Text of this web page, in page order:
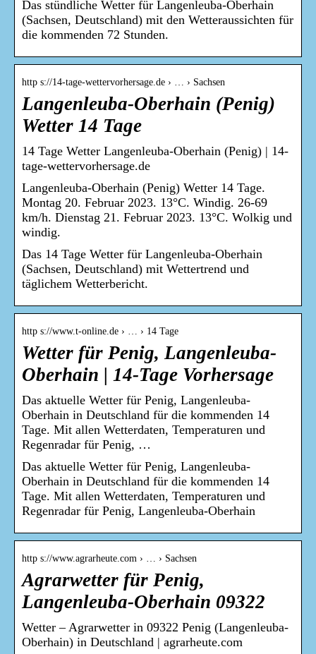
Das stündliche Wetter für Langenleuba-Oberhain
(Sachsen, Deutschland) mit den Wetteraussichten für
die kommenden 72 Stunden.
http s://14-tage-wettervorhersage.de › … › Sachsen
Langenleuba-Oberhain (Penig)
Wetter 14 Tage
14 Tage Wetter Langenleuba-Oberhain (Penig) | 14-
tage-wettervorhersage.de
Langenleuba-Oberhain (Penig) Wetter 14 Tage.
Montag 20. Februar 2023. 13°C. Windig. 26-69
km/h. Dienstag 21. Februar 2023. 13°C. Wolkig und
windig.
Das 14 Tage Wetter für Langenleuba-Oberhain
(Sachsen, Deutschland) mit Wettertrend und
täglichem Wetterbericht.
http s://www.t-online.de › … › 14 Tage
Wetter für Penig, Langenleuba-
Oberhain | 14-Tage Vorhersage
Das aktuelle Wetter für Penig, Langenleuba-
Oberhain in Deutschland für die kommenden 14
Tage. Mit allen Wetterdaten, Temperaturen und
Regenradar für Penig, …
Das aktuelle Wetter für Penig, Langenleuba-
Oberhain in Deutschland für die kommenden 14
Tage. Mit allen Wetterdaten, Temperaturen und
Regenradar für Penig, Langenleuba-Oberhain
http s://www.agrarheute.com › … › Sachsen
Agrarwetter für Penig,
Langenleuba-Oberhain 09322
Wetter – Agrarwetter in 09322 Penig (Langenleuba-
Oberhain) in Deutschland | agrarheute.com